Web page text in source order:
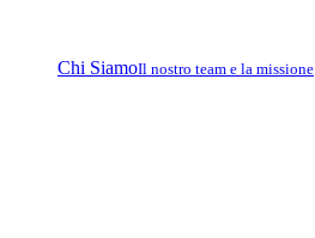
Chi SiamoIl nostro team e la missione